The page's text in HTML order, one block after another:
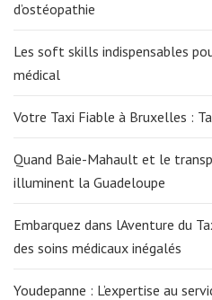
d’ostéopathie
Les soft skills indispensables
médical
Votre Taxi Fiable à Bruxelles :
Quand Baie-Mahault et le
illuminent la Guadeloupe
Embarquez dans lAventure du
des soins médicaux inégalés
Youdepanne : L’expertise au